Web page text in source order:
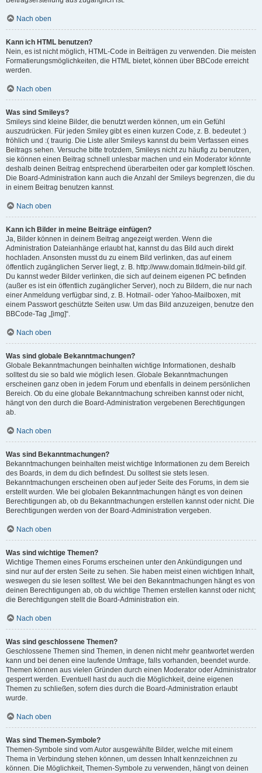
Nach oben
Kann ich HTML benutzen?
Nein, es ist nicht möglich, HTML-Code in Beiträgen zu verwenden. Die meisten
Formatierungsmöglichkeiten, die HTML bietet, können über BBCode erreicht
werden.
Nach oben
Was sind Smileys?
Smileys sind kleine Bilder, die benutzt werden können, um ein Gefühl
auszudrücken. Für jeden Smiley gibt es einen kurzen Code, z. B. bedeutet :)
fröhlich und :( traurig. Die Liste aller Smileys kannst du beim Verfassen eines
Beitrags sehen. Versuche bitte trotzdem, Smileys nicht zu häufig zu benutzen,
sie können einen Beitrag schnell unlesbar machen und ein Moderator könnte
deshalb deinen Beitrag entsprechend überarbeiten oder gar komplett löschen.
Die Board-Administration kann auch die Anzahl der Smileys begrenzen, die du
in einem Beitrag benutzen kannst.
Nach oben
Kann ich Bilder in meine Beiträge einfügen?
Ja, Bilder können in deinem Beitrag angezeigt werden. Wenn die
Administration Dateianhänge erlaubt hat, kannst du das Bild auch direkt
hochladen. Ansonsten musst du zu einem Bild verlinken, das auf einem
öffentlich zugänglichen Server liegt, z. B. http://www.domain.tld/mein-bild.gif.
Du kannst weder Bilder verlinken, die sich auf deinem eigenen PC befinden
(außer es ist ein öffentlich zugänglicher Server), noch zu Bildern, die nur nach
einer Anmeldung verfügbar sind, z. B. Hotmail- oder Yahoo-Mailboxen, mit
einem Passwort geschützte Seiten usw. Um das Bild anzuzeigen, benutze den
BBCode-Tag „[img]“.
Nach oben
Was sind globale Bekanntmachungen?
Globale Bekanntmachungen beinhalten wichtige Informationen, deshalb
solltest du sie so bald wie möglich lesen. Globale Bekanntmachungen
erscheinen ganz oben in jedem Forum und ebenfalls in deinem persönlichen
Bereich. Ob du eine globale Bekanntmachung schreiben kannst oder nicht,
hängt von den durch die Board-Administration vergebenen Berechtigungen
ab.
Nach oben
Was sind Bekanntmachungen?
Bekanntmachungen beinhalten meist wichtige Informationen zu dem Bereich
des Boards, in dem du dich befindest. Du solltest sie stets lesen.
Bekanntmachungen erscheinen oben auf jeder Seite des Forums, in dem sie
erstellt wurden. Wie bei globalen Bekanntmachungen hängt es von deinen
Berechtigungen ab, ob du Bekanntmachungen erstellen kannst oder nicht. Die
Berechtigungen werden von der Board-Administration vergeben.
Nach oben
Was sind wichtige Themen?
Wichtige Themen eines Forums erscheinen unter den Ankündigungen und
sind nur auf der ersten Seite zu sehen. Sie haben meist einen wichtigen Inhalt,
weswegen du sie lesen solltest. Wie bei den Bekanntmachungen hängt es von
deinen Berechtigungen ab, ob du wichtige Themen erstellen kannst oder nicht;
die Berechtigungen stellt die Board-Administration ein.
Nach oben
Was sind geschlossene Themen?
Geschlossene Themen sind Themen, in denen nicht mehr geantwortet werden
kann und bei denen eine laufende Umfrage, falls vorhanden, beendet wurde.
Themen können aus vielen Gründen durch einen Moderator oder Administrator
gesperrt werden. Eventuell hast du auch die Möglichkeit, deine eigenen
Themen zu schließen, sofern dies durch die Board-Administration erlaubt
wurde.
Nach oben
Was sind Themen-Symbole?
Themen-Symbole sind vom Autor ausgewählte Bilder, welche mit einem
Thema in Verbindung stehen können, um dessen Inhalt kennzeichnen zu
können. Die Möglichkeit, Themen-Symbole zu verwenden, hängt von deinen